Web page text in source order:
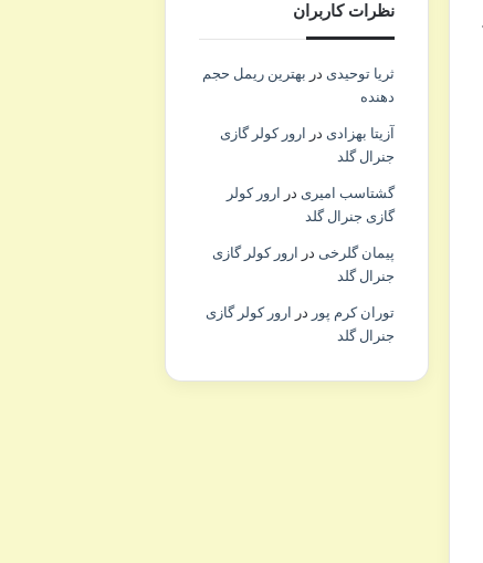
نظرات کاربران
ثریا توحیدی در بهترین ریمل حجم
دهنده
آزیتا بهزادی در
ارور کولر گازی
جنرال گلد
گشتاسب امیری در
ارور کولر
گازی جنرال گلد
پیمان گلرخی در
ارور کولر گازی
جنرال گلد
توران کرم پور در
ارور کولر گازی
جنرال گلد